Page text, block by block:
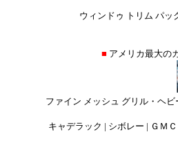
ウィンドゥ トリム パッ
■ アメリカ最大の
ファイン メッシュ グリル・ヘ
キャデラック | シボレー | ＧＭ